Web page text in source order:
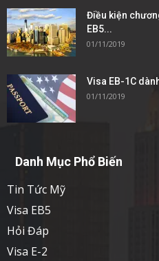
Điều kiện
EB5...
01/11/2019
Visa EB-1C
01/11/2019
Danh Mục Phổ Biến
Tin Tức Mỹ
Visa EB5
Hỏi Đáp
Visa E-2